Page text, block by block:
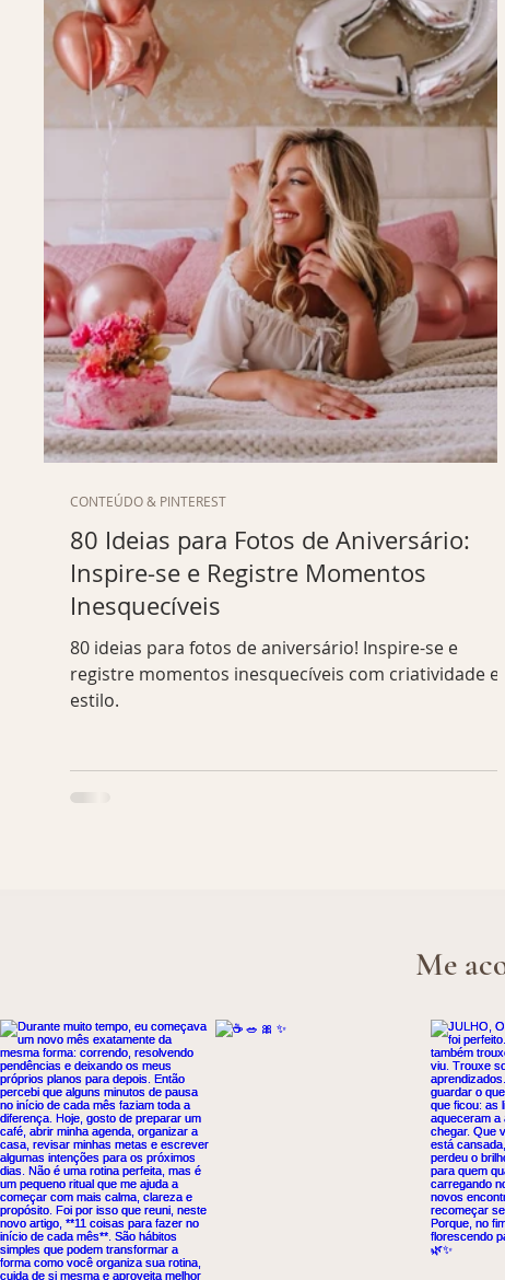
80 Ideias para Fotos de Aniversário:
Inspire-se e Registre Momentos
Inesquecíveis
80 ideias para fotos de aniversário! Inspire-se e
registre momentos inesquecíveis com criatividade e
estilo.
CONTEÚDO & PINTEREST
Me